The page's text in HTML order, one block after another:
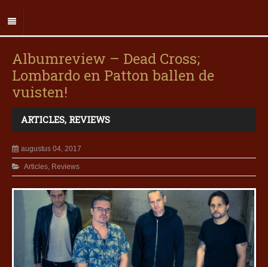
Albumreview – Dead Cross;
Lombardo en Patton ballen de
vuisten!
ARTICLES, REVIEWS
augustus 04, 2017
Articles, Reviews